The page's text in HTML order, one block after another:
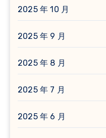
2025 年 10 月
2025 年 9 月
2025 年 8 月
2025 年 7 月
2025 年 6 月